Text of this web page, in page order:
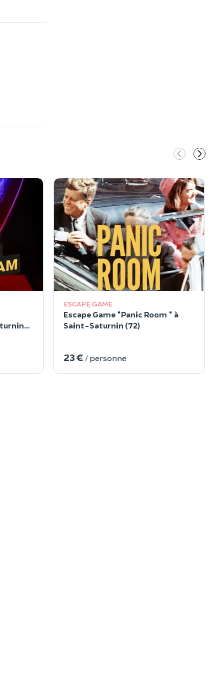
ESCAPE GAME
Escape Game "Panic Room " à
Saint-Saturnin (72)
23 € / personne